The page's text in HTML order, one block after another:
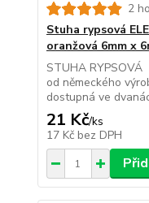
2
Stuha rypsová
oranžová 6mm x
STUHA
od německého
dostupná ve
21 Kč/ks
17 Kč bez DPH